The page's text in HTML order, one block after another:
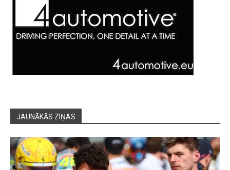
JAUNĀKĀS ZIŅAS